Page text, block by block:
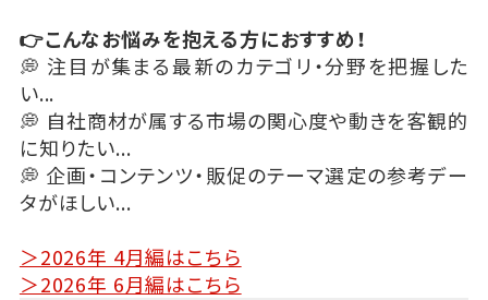
👉こんなお悩みを抱える方におすすめ！
💭​ 注目が集まる最新のカテゴリ・分野を把握した
い...
💭​ 自社商材が属する市場の関心度や動きを客観的
に知りたい...
💭​ 企画・コンテンツ・販促のテーマ選定の参考デー
タがほしい...
＞2026年 4月編はこちら
＞2026年 6月編はこちら